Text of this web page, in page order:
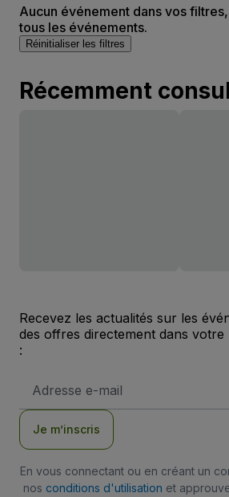
Aucun événement dans vos
tous les événements.
Réinitialiser les filtres
Récemment
Recevez les actualités sur les
des offres directement dans
:
e-
Je m’inscris
En vous connectant ou en créant un
nos conditions d'utilisation et